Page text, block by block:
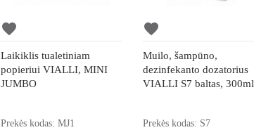
favorite
Laikiklis tualetiniam
popieriui VIALLI, MINI
JUMBO
Prekės kodas: MJ1
favorite
Muilo, šampūno,
dezinfekanto dozatorius
VIALLI S7 baltas, 300ml
Prekės kodas: S7